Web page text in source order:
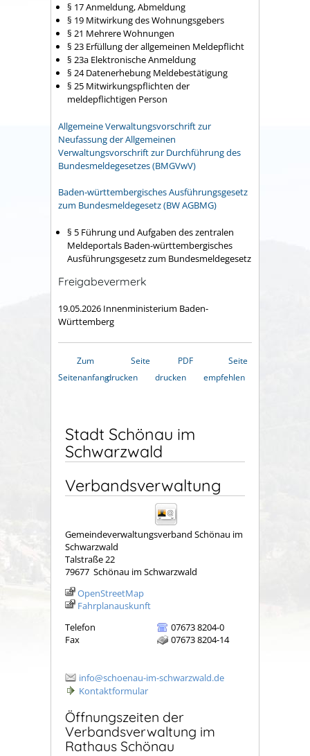
§ 17 Anmeldung, Abmeldung
§ 19 Mitwirkung des Wohnungsgebers
§ 21 Mehrere Wohnungen
§ 23 Erfüllung der allgemeinen Meldepflicht
§ 23a Elektronische Anmeldung
§ 24 Datenerhebung Meldebestätigung
§ 25 Mitwirkungspflichten der
meldepflichtigen Person
Allgemeine Verwaltungsvorschrift zur
Neufassung der Allgemeinen
Verwaltungsvorschrift zur Durchführung des
Bundesmeldegesetzes (BMGVwV)
Baden-württembergisches Ausführungsgesetz
zum Bundesmeldegesetz(BW AGBMG)
§ 5 Führung und Aufgaben des zentralen
Meldeportals Baden-württembergisches
Ausführungsgesetz zum Bundesmeldegesetz
Freigabevermerk
19.05.2026 Innenministerium Baden-
Württemberg
Zum
Seitenanfang
Seite
drucken
PDF
drucken
Seite
empfehlen
Stadt Schönau im
Schwarzwald
Verbandsverwaltung
Gemeindeverwaltungsverband Schönau im
Schwarzwald
Talstraße 22
79677 Schönau im Schwarzwald
OpenStreetMap
Fahrplanauskunft
Telefon
07673 8204-0
Fax
07673 8204-14
info@schoenau-im-schwarzwald.de
Kontaktformular
Öffnungszeiten der
Verbandsverwaltung im
Rathaus Schönau